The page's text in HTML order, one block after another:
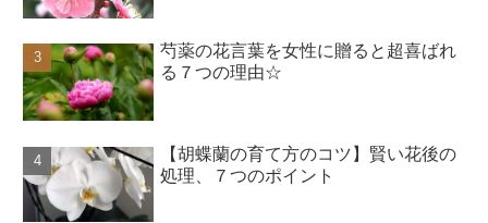
芍薬の花言葉を女性に贈ると超喜ばれ
る７つの理由☆
【胡蝶蘭の育て方のコツ】賢い花後の
処理、７つのポイント